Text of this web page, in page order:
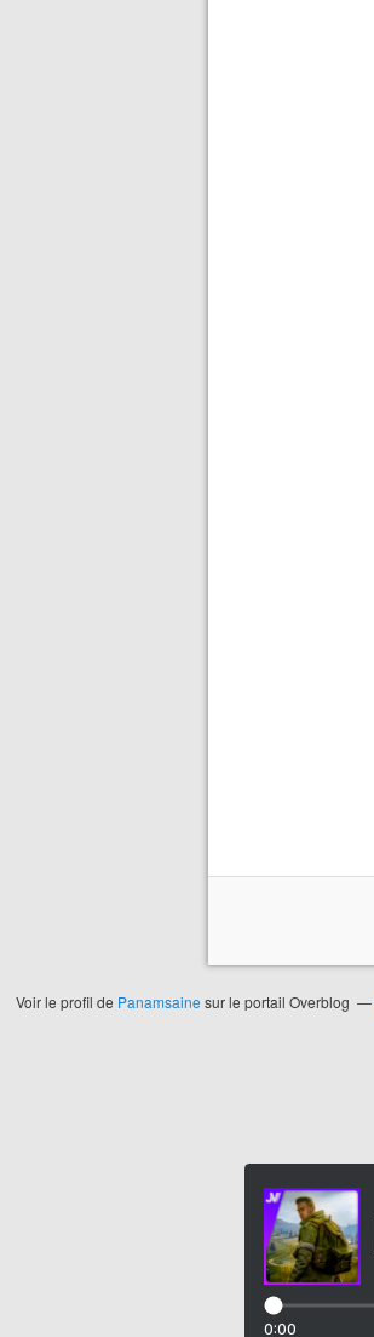
Voir le profil de Panamsaine sur le portail Overblog
0:00